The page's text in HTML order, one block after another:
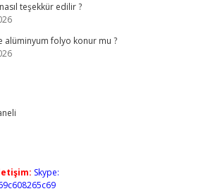
teşekkür edilir ?
alüminyum folyo konur mu ?
Skype: